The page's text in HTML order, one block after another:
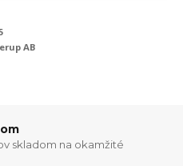
AB
skladom na okamžité